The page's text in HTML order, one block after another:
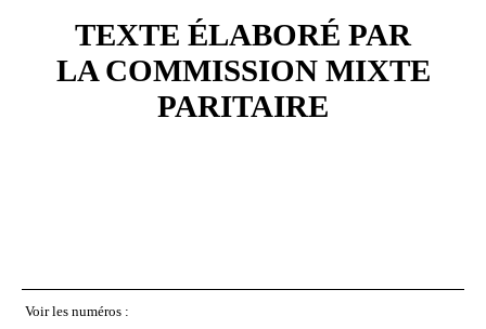
TEXTE ÉLABORÉ PAR
LA COMMISSION MIXTE
PARITAIRE
Voir les numéros :